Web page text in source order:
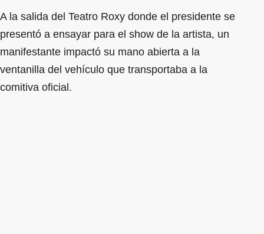
A la salida del Teatro Roxy donde el presidente se
presentó a ensayar para el show de la artista, un
manifestante impactó su mano abierta a la
ventanilla del vehículo que transportaba a la
comitiva oficial.